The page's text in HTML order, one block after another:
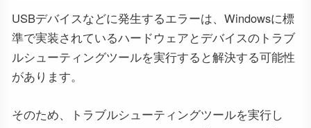
USBデバイスなどに発生するエラーは、Windowsに標
準で実装されているハードウェアとデバイスのトラブ
ルシューティングツールを実行すると解決する可能性
があります。
そのため、トラブルシューティングツールを実行し